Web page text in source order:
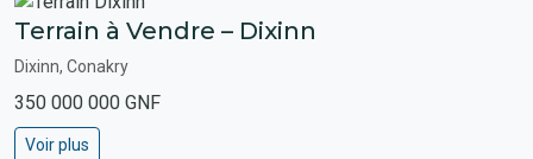
Terrain à Vendre – Dixinn
Dixinn, Conakry
350 000 000 GNF
Voir plus